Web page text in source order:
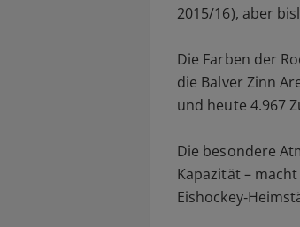
2015/16), aber
Die Farben der
die Balver Zinn
und heute 4.967
Die besondere
Kapazität –